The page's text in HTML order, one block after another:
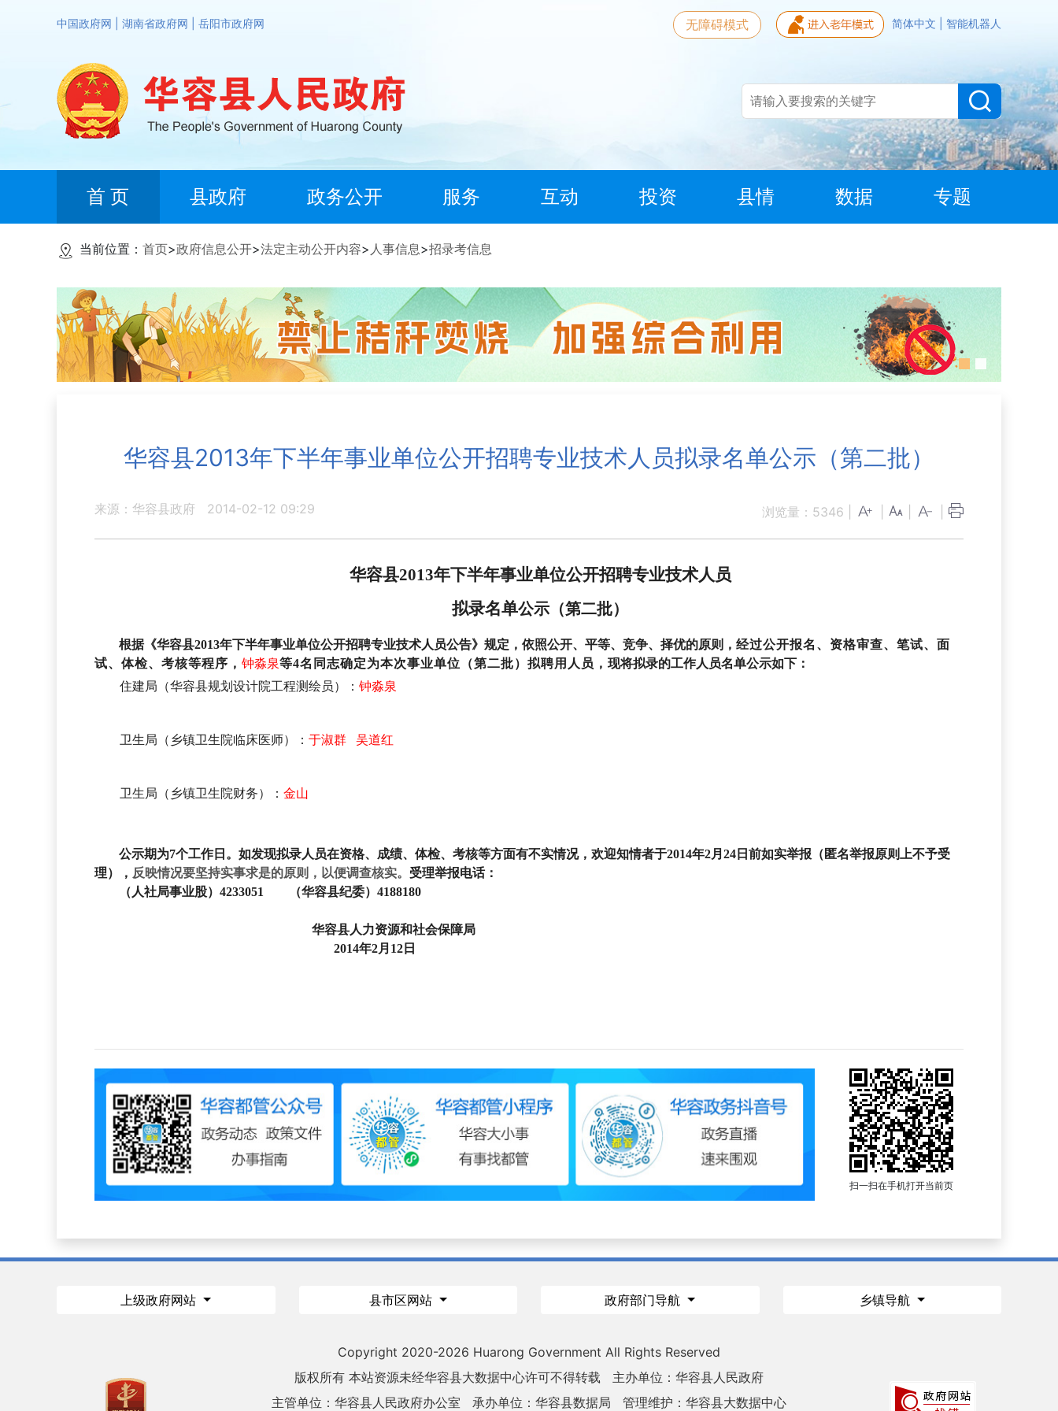
中国政府网 湖南省政府网 岳阳市政府网 简体中文 智能机器人
无障碍模式
首 页 县政府 政务公开 服务 互动 投资 县情 数据 专题
当前位置： 首页>政府信息公开>法定主动公开内容> 人事信息>招录考信息
华容县2013年下半年事业单位公开招聘专业技术人员拟录名单公示（第二批）
来源：华容县政府 2014-02-12 09:29 浏览量： 5346
华容县2013年下半年事业单位公开招聘专业技术人员
拟录名单公示（第二批）
根据《华容县2013年下半年事业单位公开招聘专业技术人员公告》规定，依照公开、平等、竞争、择优的原则，经过公开报名、资格审查、笔试、面
试、体检、考核等程序， 钟淼泉等4名同志确定为本次事业单位（第二批）拟聘用人员， 现将拟录的工作人员名单公示如下：
住建局（华容县规划设计院工程测绘员）： 钟淼泉
卫生局（乡镇卫生院临床医师）： 于淑群 吴道红
卫生局（乡镇卫生院财务）： 金山
公示期为7个工作日。如发现拟录人员在资格、成绩、体检、考核等方面有不实情况，欢迎知情者于2014年2月24 日前如实举报（匿名举报原则上不予受
理）， 反映情况要坚持实事求是的原则，以便调查核实。 受理举报电话：
（人社局事业股）4233051 （华容县纪委）4188180
华容县人力资源和社会保障局
2014年2月12 日
扫一扫在手机打开当前页
上级政府网站 县市区网站 政府部门导航 乡镇导航
Copyright 2020-2026 Huarong Government All Rights Reserved
版权所有 本站资源未经华容县大数据中心许可不得转载
主办单位：华容县人民政府
主管单位：华容县人民政府办公室
承办单位：华容县数据局 管理维护：华容县大数据中心